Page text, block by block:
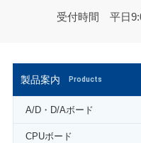
製品案内 Products
A/D・D/Aボード
CPUボード
受付時間 平日